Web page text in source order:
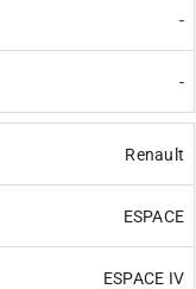
-
-
Renault
ESPACE
ESPACE IV